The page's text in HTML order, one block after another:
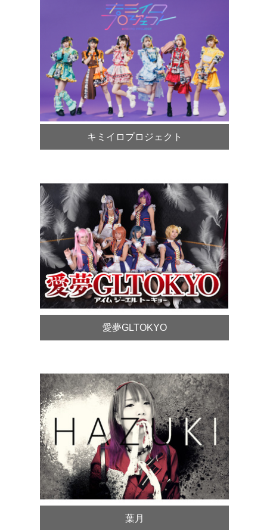
キミイロプロジェクト
愛夢GLTOKYO
葉月